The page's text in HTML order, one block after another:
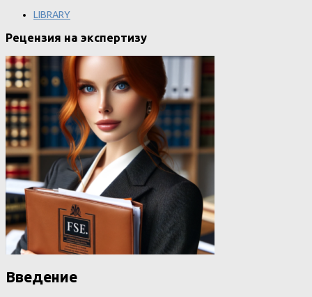
LIBRARY
Рецензия на экспертизу
Введение